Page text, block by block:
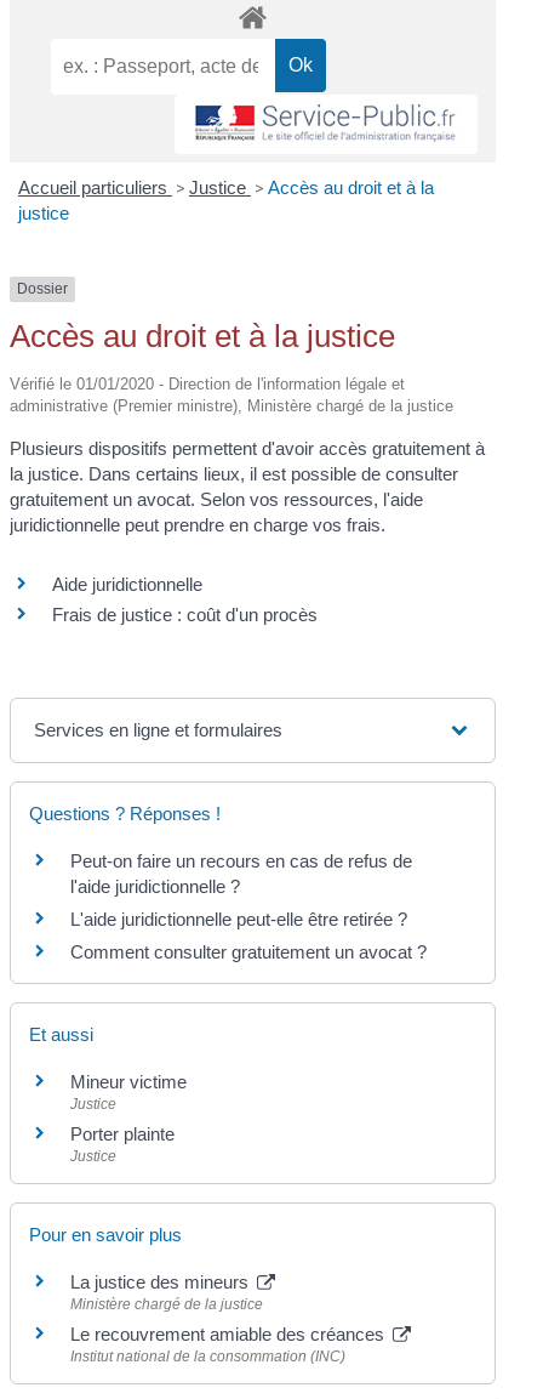
Accueil particuliers > Justice > Accès au droit et à la
justice
Dossier
Accès au droit et à la justice
Vérifié le 01/01/2020 - Direction de l'information légale et
administrative (Premier ministre), Ministère chargé de la justice
Plusieurs dispositifs permettent d'avoir accès gratuitement à
la justice. Dans certains lieux, il est possible de consulter
gratuitement un avocat. Selon vos ressources, l'aide
juridictionnelle peut prendre en charge vos frais.
Aide juridictionnelle
Frais de justice : coût d'un procès
Services en ligne et formulaires
Questions ? Réponses !
Peut-on faire un recours en cas de refus de
l'aide juridictionnelle ?
L'aide juridictionnelle peut-elle être retirée ?
Comment consulter gratuitement un avocat ?
Et aussi
Mineur victime
Justice
Porter plainte
Justice
Pour en savoir plus
La justice des mineurs
Ministère chargé de la justice
Le recouvrement amiable des créances
Institut national de la consommation (INC)